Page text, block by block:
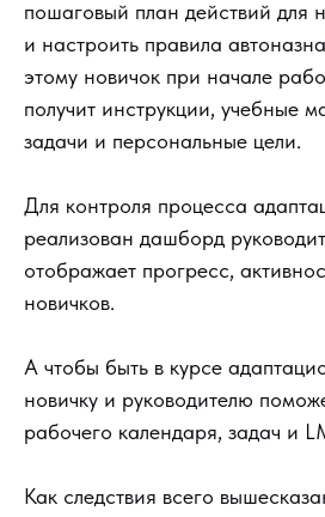
пошаговый план действий для
и настроить правила
этому новичок при начале
получит инструкции, учебные
задачи и персональные цели.
Для контроля процесса
реализован дашборд
отображает прогресс,
новичков.
А чтобы быть в курсе
новичку и руководителю
рабочего календаря, задач и
Как следствия всего